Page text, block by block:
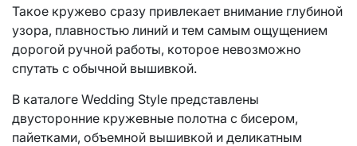
Такое кружево сразу привлекает внимание глубиной
узора, плавностью линий и тем самым ощущением
дорогой ручной работы, которое невозможно
спутать с обычной вышивкой.
В каталоге Wedding Style представлены
двусторонние кружевные полотна с бисером,
пайетками, объемной вышивкой и деликатным